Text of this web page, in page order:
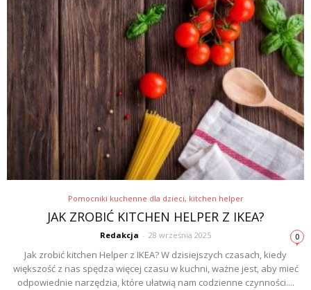
Pomocniki kuchenne dla dzieci, kitchen helper
JAK ZROBIĆ KITCHEN HELPER Z IKEA?
Redakcja - 28 września 2025 0
Jak zrobić kitchen Helper z IKEA? W dzisiejszych czasach, kiedy
większość z nas spędza więcej czasu w kuchni, ważne jest, aby mieć
odpowiednie narzędzia, które ułatwią nam codzienne czynności....